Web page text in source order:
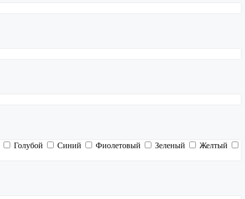
Голубой Синий Фиолетовый Зеленый
Желтый